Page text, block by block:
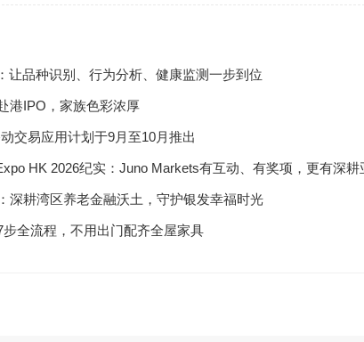
让品种识别、行为分析、健康监测一步到位
港IPO，家族色彩浓厚
交易应用计划于9月至10月推出
HK 2026纪实：Juno Markets有互动、有奖项，更有深耕
深耕湾区养老金融沃土，守护银发幸福时光
全流程，不用出门配齐全屋家具